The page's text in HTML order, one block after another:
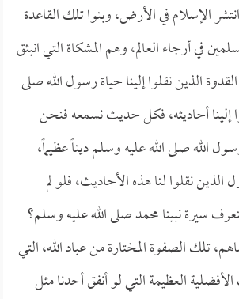
الإسلام في الأرض، وبنوا تلك القاعدة
في أرجاء العالم، وهم المشكاة التي انبثق
الذين نقلوا إلينا حياة رسول الله صلى
إلينا أحاديثه، فكل حديث نسمعه فنحن
الله صلى الله عليه وسلم ديناً عظيماً،
الذين نقلوا لنا هذه الأحاديث، فلو لم
سيرة نبينا محمد صلى الله عليه وسلم؟
تلك الصفوة المختارة من عباد الله، التي
العظيمة التي لو أنفق أحدنا مثل